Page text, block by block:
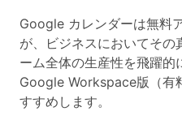
Google カレンダーは無料
が、ビジネスにおいてその
ーム全体の生産性を飛躍的
Google Workspace版（有
すすめします。